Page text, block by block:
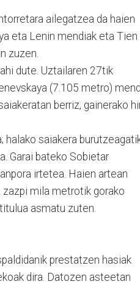
ailegatzea da haien
eta Lenin mendiak eta Tien
zuzen.
dute. Uztailaren 27tik
(7.105 metro)
berriz, gainerako
halako saiakera
Garai bateko Sobietar
irtetea. Haien artean
zazpi mila metrotik gorako
asmatu zuten.
prestatzen hasiak
dira. Datozen asteetan